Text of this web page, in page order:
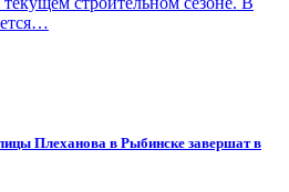
Плеханова в Рыбинске завершат в